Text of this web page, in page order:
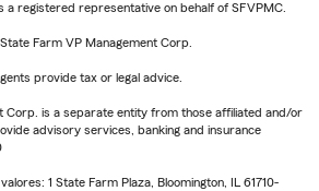
a registered representative on behalf of SFVPMC.
Farm VP Management Corp.
provide tax or legal advice.
Corp. is a separate entity from those affiliated and/or
advisory services, banking and insurance
1 State Farm Plaza, Bloomington, IL 61710-